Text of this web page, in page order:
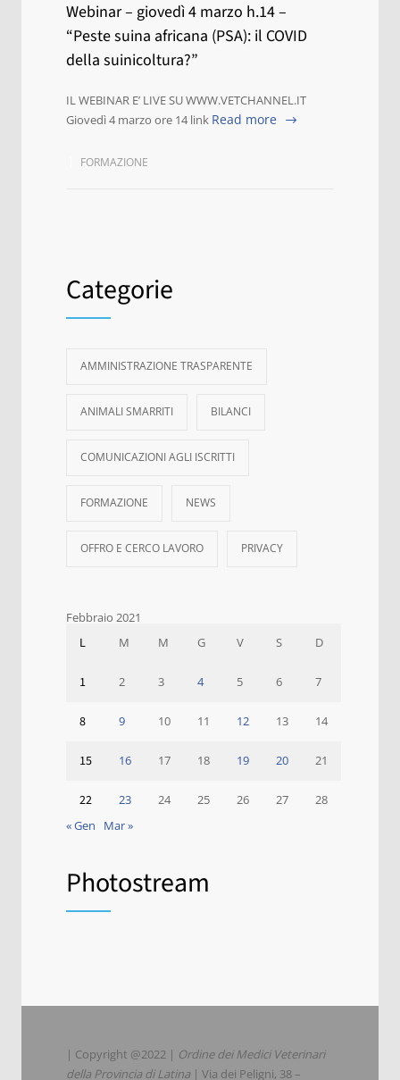
Webinar – giovedì 4 marzo h.14 –
“Peste suina africana (PSA): il COVID
della suinicoltura?”
IL WEBINAR E’ LIVE SU WWW.VETCHANNEL.IT
Giovedì 4 marzo ore 14 link Read more
FORMAZIONE
Categorie
AMMINISTRAZIONE TRASPARENTE
ANIMALI SMARRITI BILANCI
COMUNICAZIONI AGLI ISCRITTI
FORMAZIONE NEWS
OFFRO E CERCO LAVORO PRIVACY
Febbraio 2021
L M M G V S D
1 2 3 4 5 6 7
8 9 10 11 12 13 14
15 16 17 18 19 20 21
22 23 24 25 26 27
28
« Gen
Mar »
Photostream
| Copyright @2022 | Ordine dei Medici Veterinari
della Provincia di Latina | Via dei Peligni, 38 –